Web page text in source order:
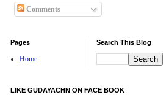
Comments
Pages
Home
Search This Blog
LIKE GUDAYACHN ON FACE BOOK